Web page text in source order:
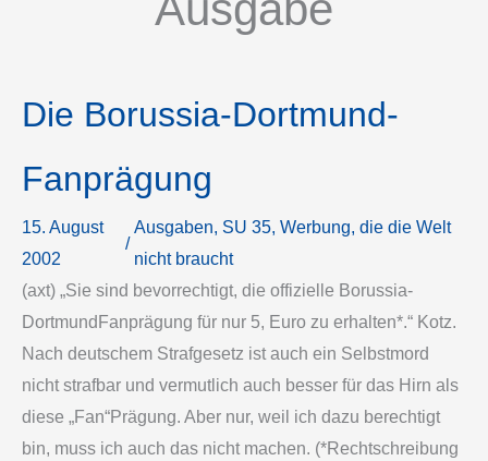
Die Borussia-­Dortmund­-
Fanprägung
15. August
2002
/
Ausgaben, SU 35, Werbung, die die Welt
nicht braucht
(axt) „Sie sind bevorrechtigt, die offizielle Borussia­
Dortmund­Fanprägung für nur 5,­ Euro zu erhalten*.“ Kotz.
Nach deutschem Strafgesetz ist auch ein Selbstmord
nicht strafbar und vermutlich auch besser für das Hirn als
diese „Fan“­Prägung. Aber nur, weil ich dazu berechtigt
bin, muss ich auch das nicht machen. (*Rechtschreibung